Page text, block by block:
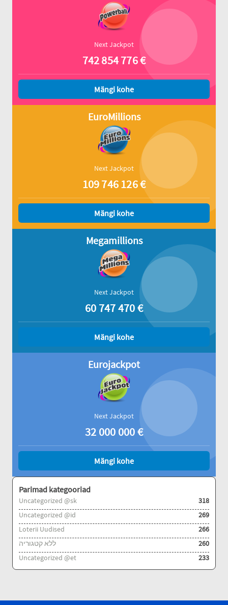
Next Jackpot
742 854 776€
Mängi kohe
EuroMillions
Next Jackpot
109 746 126€
Mängi kohe
Megamillions
Next Jackpot
60 747 470€
Mängi kohe
Eurojackpot
Next Jackpot
32 000 000€
Mängi kohe
Parimad kategooriad
Uncategorized @sk
318
Uncategorized @id
269
Loterii Uudised
266
ללא קטגוריה
260
Uncategorized @et
233